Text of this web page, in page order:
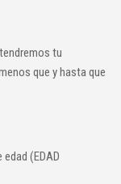
tu
que y hasta que
(EDAD